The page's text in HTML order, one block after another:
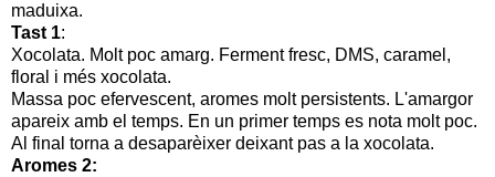
maduixa.
Tast 1:
Xocolata. Molt poc amarg. Ferment fresc, DMS, caramel,
floral i més xocolata.
Massa poc efervescent, aromes molt persistents. L'amargor
apareix amb el temps. En un primer temps es nota molt poc.
Al final torna a desaparèixer deixant pas a la xocolata.
Aromes 2: